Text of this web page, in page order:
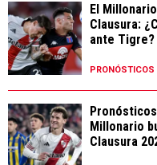
El
Clausura:
ante Tigre?
PRONÓSTICOS
Millonario
Clausura